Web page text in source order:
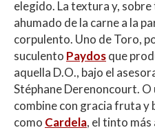
elegido. La textura y,
ahumado de la carne a la
corpulento. Uno de Toro,
suculento Paydosque
aquella D.O., bajo el
Stéphane Derenoncourt. O
combine con gracia fruta y
como Cardela, el tinto más